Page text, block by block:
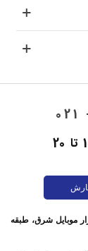
موبایل شرق، طبقه